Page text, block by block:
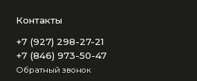
Контакты
+7 (927) 298-27-21
+7 (846) 973-50-47
Обратный звонок